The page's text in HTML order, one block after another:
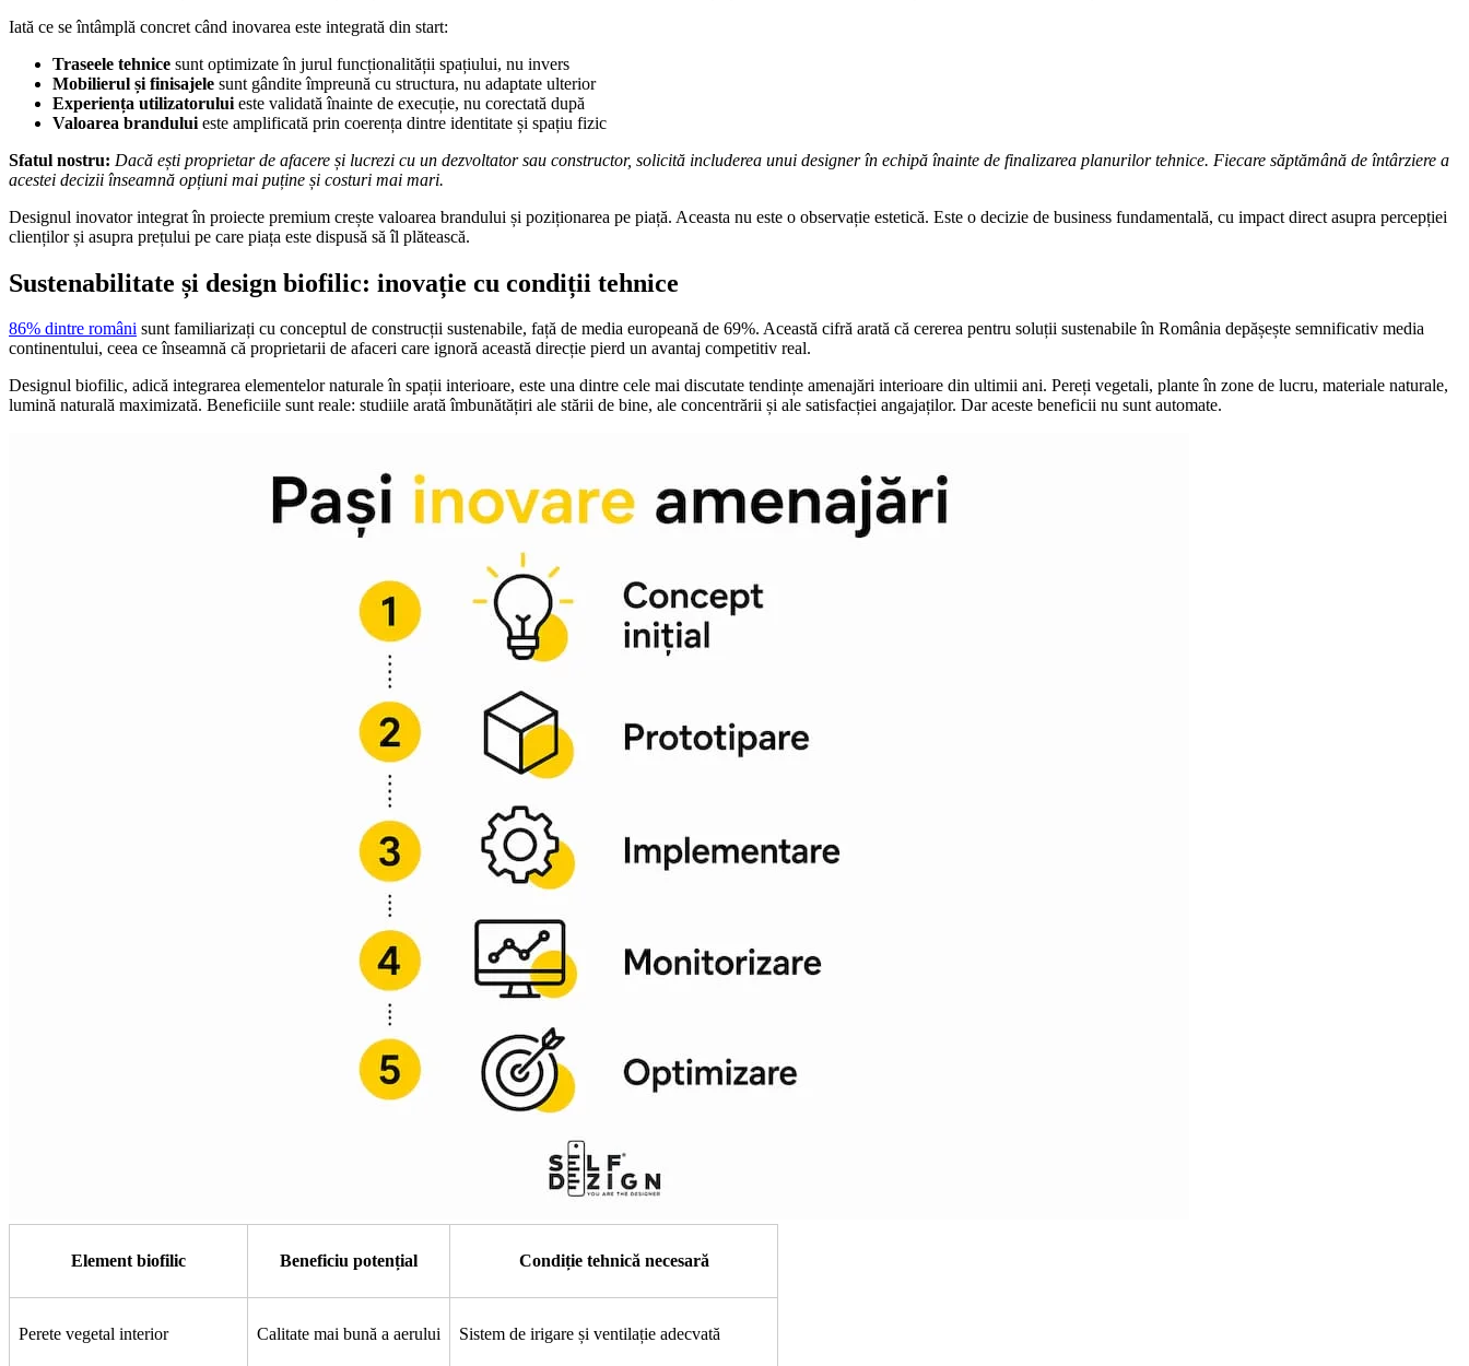
Iată ce se întâmplă concret când inovarea este integrată din start:
Traseele tehnice sunt optimizate în jurul funcționalității spațiului, nu invers
Mobilierul și finisajele sunt gândite împreună cu structura, nu adaptate ulterior
Experiența utilizatorului este validată înainte de execuție, nu corectată după
Valoarea brandului este amplificată prin coerența dintre identitate și spațiu fizic
Sfatul nostru: Dacă ești proprietar de afacere și lucrezi cu un dezvoltator sau constructor, solicită includerea unui designer în echipă înainte de finalizarea planurilor tehnice. Fiecare săptămână de întârziere a
acestei decizii înseamnă opțiuni mai puține și costuri mai mari.
Designul inovator integrat în proiecte premium crește valoarea brandului și poziționarea pe piață. Aceasta nu este o observație estetică. Este o decizie de business fundamentală, cu impact direct asupra percepției
clienților și asupra prețului pe care piața este dispusă să îl plătească.
Sustenabilitate și design biofilic: inovație cu condiții tehnice
86% dintre români sunt familiarizați cu conceptul de construcții sustenabile, față de media europeană de 69%. Această cifră arată că cererea pentru soluții sustenabile în România depășește semnificativ media
continentului, ceea ce înseamnă că proprietarii de afaceri care ignoră această direcție pierd un avantaj competitiv real.
Designul biofilic, adică integrarea elementelor naturale în spații interioare, este una dintre cele mai discutate tendințe amenajări interioare din ultimii ani. Pereți vegetali, plante în zone de lucru, materiale naturale,
lumină naturală maximizată. Beneficiile sunt reale: studiile arată îmbunătățiri ale stării de bine, ale concentrării și ale satisfacției angajaților. Dar aceste beneficii nu sunt automate.
Element biofilic Beneficiu potențial Condiție tehnică necesară
Perete vegetal interior Calitate mai bună a aerului Sistem de irigare și ventilație adecvată